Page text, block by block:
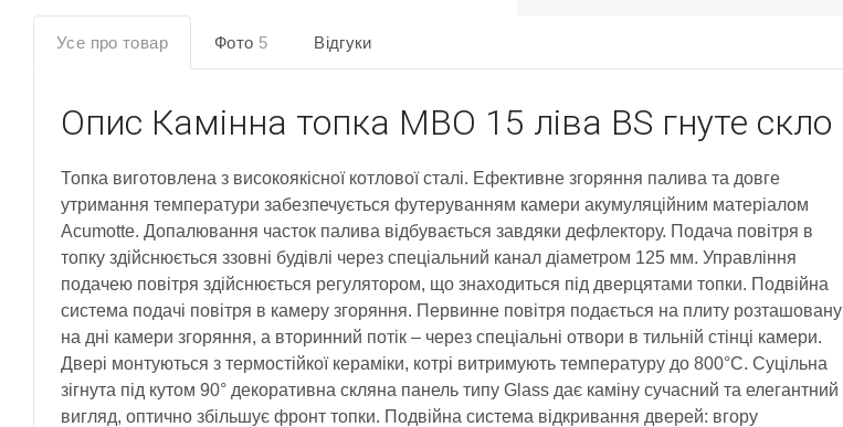
Усе про товар Фото 5 Відгуки
Опис Камінна топка MBO 15 ліва BS гнуте скло
Топка виготовлена з високоякісної котлової сталі. Ефективне згоряння палива та довге
утримання температури забезпечується футеруванням камери акумуляційним матеріалом
Acumotte. Допалювання часток палива відбувається завдяки дефлектору. Подача повітря в
топку здійснюється ззовні будівлі через спеціальний канал діаметром 125 мм. Управління
подачею повітря здійснюється регулятором, що знаходиться під дверцятами топки. Подвійна
система подачі повітря в камеру згоряння. Первинне повітря подається на плиту розташовану
на дні камери згоряння, а вторинний потік – через спеціальні отвори в тильній стінці камери.
Двері монтуються з термостійкої кераміки, котрі витримують температуру до 800°C. Суцільна
зігнута під кутом 90° декоративна скляна панель типу Glass дає каміну сучасний та елегантний
вигляд, оптично збільшує фронт топки. Подвійна система відкривання дверей: вгору